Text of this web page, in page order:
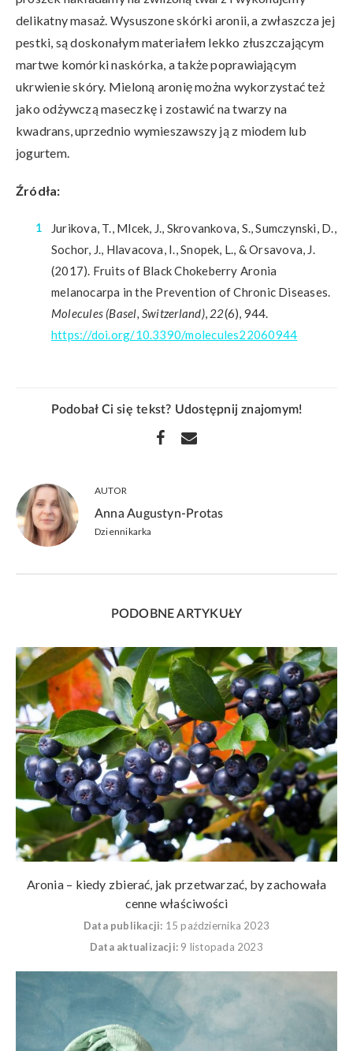
delikatny masaż. Wysuszone skórki aronii, a zwłaszcza jej
pestki, są doskonałym materiałem lekko złuszczającym
martwe komórki naskórka, a także poprawiającym
ukrwienie skóry. Mieloną aronię można wykorzystać też
jako odżywczą maseczkę i zostawić na twarzy na
kwadrans, uprzednio wymieszawszy ją z miodem lub
jogurtem.
Źródła:
Jurikova, T., Mlcek, J., Skrovankova, S., Sumczynski, D.,
Sochor, J., Hlavacova, I., Snopek, L., & Orsavova, J.
(2017). Fruits of Black Chokeberry Aronia
melanocarpa in the Prevention of Chronic Diseases.
Molecules (Basel, Switzerland), 22(6), 944.
https://doi.org/10.3390/molecules22060944
Podobał Ci się tekst? Udostępnij znajomym!
AUTOR
Anna Augustyn-Protas
Dziennikarka
PODOBNE ARTYKUŁY
Aronia – kiedy zbierać, jak przetwarzać, by zachowała
cenne właściwości
Data publikacji: 15 października 2023
Data aktualizacji: 9 listopada 2023